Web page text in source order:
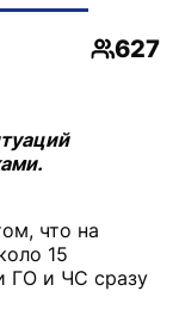
627
что на
15
ГО и ЧС сразу